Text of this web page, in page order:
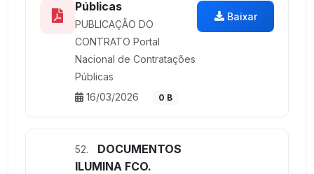
Públicas
PUBLICAÇÃO DO
CONTRATO Portal
Nacional de Contratações
Públicas
16/03/2026
0 B
Baixar
52.
DOCUMENTOS
ILUMINA FCO.